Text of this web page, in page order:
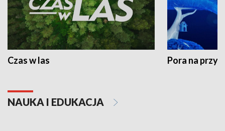
Czas w las Pora na
NAUKA I EDUKACJA